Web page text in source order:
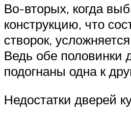
Во-вторых, когда
конструкцию, что
створок,
Ведь обе половинки
подогнаны одна к
Недостатки дверей